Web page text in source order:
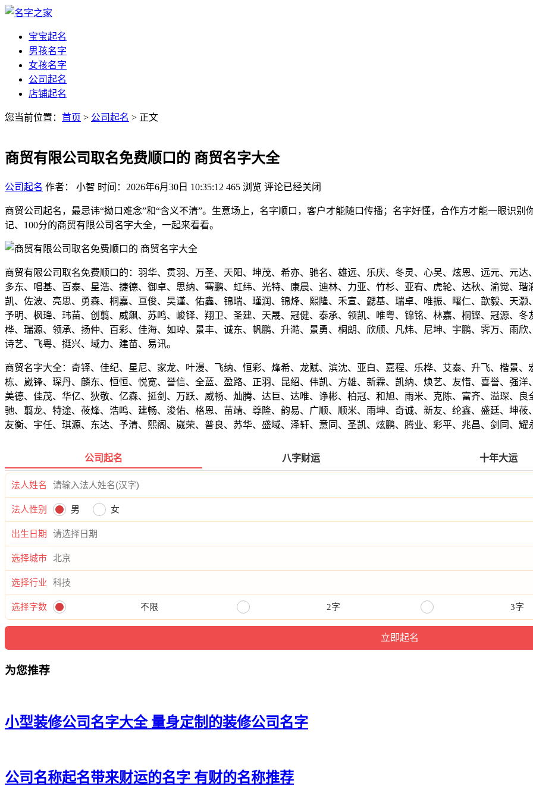
宝宝起名
男孩名字
女孩名字
公司起名
店铺起名
您当前位置： 首页 > 公司起名 > 正文
商贸有限公司取名免费顺口的 商贸名字大全
公司起名 作者： 小智 时间：2026年6月30日 10:35:12 465 浏览 评论已经关闭
商贸公司起名，最忌讳“拗口难念”和“含义不清”。生意场上，名字顺口，客户才能随口传播；名字好懂，合作方才能一眼识
记、100分的商贸有限公司名字大全，一起来看看。
商贸有限公司取名免费顺口的：羽华、贯羽、万圣、天阳、坤茂、希亦、驰名、雄远、乐庆、冬灵、心旲、炫恩、远元、元
多东、唱基、百泰、星浩、捷德、御卓、思纳、骞鹏、虹纬、光特、康晨、迪林、力亚、竹杉、亚宥、虎轮、达秋、渝觉、
凯、佐波、亮思、勇森、桐嘉、亘俊、旲谨、佑鑫、锦瑞、瑾润、锦烽、熙隆、禾宣、勰基、瑞卓、唯振、曙仁、歆毅、天
予明、枫琒、玮苗、创翦、威飙、苏鸣、峻铎、翔卫、圣建、天晟、冠健、泰承、领凯、唯粤、锦铭、林嘉、桐铿、冠源、
桦、瑞源、领承、扬仲、百彩、佳海、如琸、景丰、诚东、帆鹏、升澔、景勇、桐朗、欣颀、凡炜、尼坤、宇鹏、霁万、雨
诗艺、飞粤、挺兴、域力、建苗、易讯。
商贸名字大全：奇铎、佳纪、星尼、家龙、叶漫、飞纳、恒彩、烽希、龙赋、滨沈、亚白、嘉程、乐桦、艾泰、升飞、楷景
栋、崴锋、琛丹、麟东、恒恒、悦宽、誉信、全蓝、盈路、正羽、昆绍、伟凯、方雄、新霖、凯纳、焕艺、友惜、喜誉、强
美德、佳茂、华亿、狄敬、亿森、挺剑、万跃、威畅、灿腾、达巨、达唯、诤彬、柏冠、和旭、雨米、克陈、富齐、溢琛、
驰、翦龙、特途、莜烽、浩鸣、建畅、浚佑、格恩、苗靖、尊隆、韵易、广顺、顺米、雨坤、奇诚、新友、纶鑫、盛廷、坤
友衡、宇任、琪源、东达、予清、熙阁、崴荣、普良、苏华、盛域、泽轩、意同、圣凯、炫鹏、腾业、彩平、兆昌、剑同、
公司起名 八字财运 十年大运
法人姓名
法人性别 男 女
出生日期
选择城市
选择行业
选择字数 不限 2字 3字
为您推荐
小型装修公司名字大全 量身定制的装修公司名字
公司名称起名带来财运的名字 有财的名称推荐